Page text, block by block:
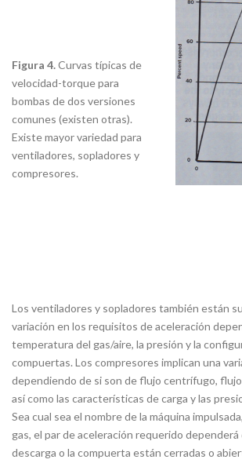
Figura 4.Curvas típicas de
velocidad-torque para
bombas de dos versiones
comunes (existen otras).
Existe mayor variedad para
ventiladores, sopladores y
compresores.
Los ventiladores y sopladores también están
variación en los requisitos de aceleración
temperatura del gas/aire, la presión y la
compuertas. Los compresores implican una
dependiendo de si son de flujo centrífugo,
así como las características de carga y las
Sea cual sea el nombre de la máquina
gas, el par de aceleración requerido dependerá
descarga o la compuerta están cerradas o